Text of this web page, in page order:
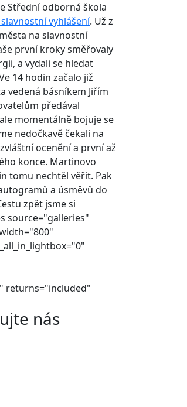
Střední odborná škola
slavnostní vyhlášení. Už z
na slavnostní
první kroky směřovaly
a vydali se hledat
14 hodin začalo již
vedená básníkem Jiřím
předával
momentálně bojuje se
nedočkavě čekali na
ocenění a první až
konce. Martinovo
tomu nechtěl věřit. Pak
a úsměvů do
zpět jsme si
source="galleries"
returns="included"
nás